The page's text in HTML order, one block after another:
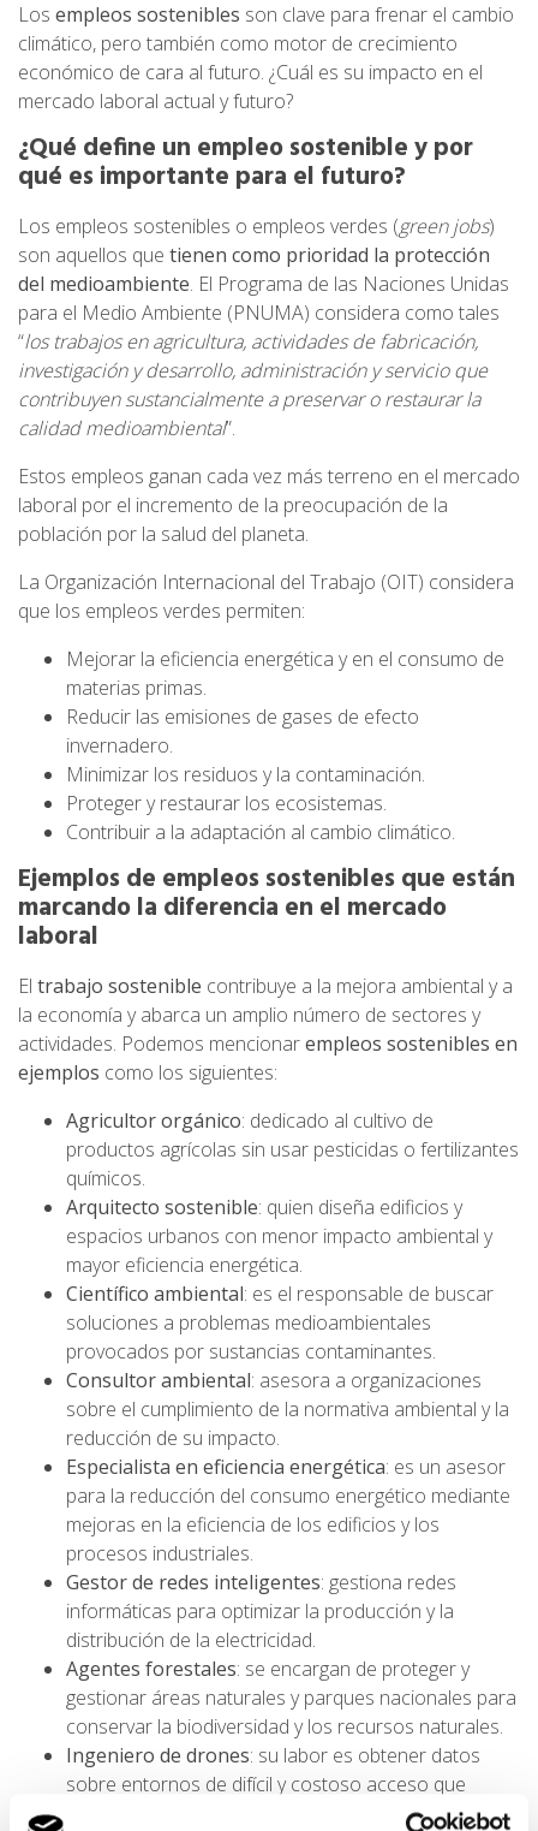
Los empleos sostenibles son clave para frenar el cambio
climático, pero también como motor de crecimiento
económico de cara al futuro. ¿Cuál es su impacto en el
mercado laboral actual y futuro?
¿Qué define un empleo sostenible y por
qué es importante para el futuro?
Los empleos sostenibles o empleos verdes (green jobs)
son aquellos que tienen como prioridad la protección
del medioambiente. El Programa de las Naciones Unidas
para el Medio Ambiente (PNUMA) considera como tales
“los trabajos en agricultura, actividades de fabricación,
investigación y desarrollo, administración y servicio que
contribuyen sustancialmente a preservar o restaurar la
calidad medioambiental”.
Estos empleos ganan cada vez más terreno en el mercado
laboral por el incremento de la preocupación de la
población por la salud del planeta.
La Organización Internacional del Trabajo (OIT) considera
que los empleos verdes permiten:
Mejorar la eficiencia energética y en el consumo de
materias primas.
Reducir las emisiones de gases de efecto
invernadero.
Minimizar los residuos y la contaminación.
Proteger y restaurar los ecosistemas.
Contribuir a la adaptación al cambio climático.
Ejemplos de empleos sostenibles que están
marcando la diferencia en el mercado
laboral
El trabajo sostenible contribuye a la mejora ambiental y a
la economía y abarca un amplio número de sectores y
actividades. Podemos mencionarempleos sostenibles en
ejemplos como los siguientes:
Agricultor orgánico: dedicado al cultivo de
productos agrícolas sin usar pesticidas o fertilizantes
químicos.
Arquitecto sostenible: quien diseña edificios y
espacios urbanos con menor impacto ambiental y
mayor eficiencia energética.
Científico ambiental: es el responsable de buscar
soluciones a problemas medioambientales
provocados por sustancias contaminantes.
Consultor ambiental: asesora a organizaciones
sobre el cumplimiento de la normativa ambiental y la
reducción de su impacto.
Especialista en eficiencia energética: es un asesor
para la reducción del consumo energético mediante
mejoras en la eficiencia de los edificios y los
procesos industriales.
Gestor de redes inteligentes: gestiona redes
informáticas para optimizar la producción y la
distribución de la electricidad.
Agentes forestales: se encargan de proteger y
gestionar áreas naturales y parques nacionales para
conservar la biodiversidad y los recursos naturales.
Ingeniero de drones: su labor es obtener datos
sobre entornos de difícil y costoso acceso que
resulten útiles para mejorar la gestión ambiental.